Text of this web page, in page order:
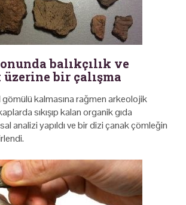
balıkçılık ve
bir çalışma
gömülü kalmasına rağmen arkeolojik
sıkışıp kalan organik gıda
analizi yapıldı ve bir dizi çanak çömleğin